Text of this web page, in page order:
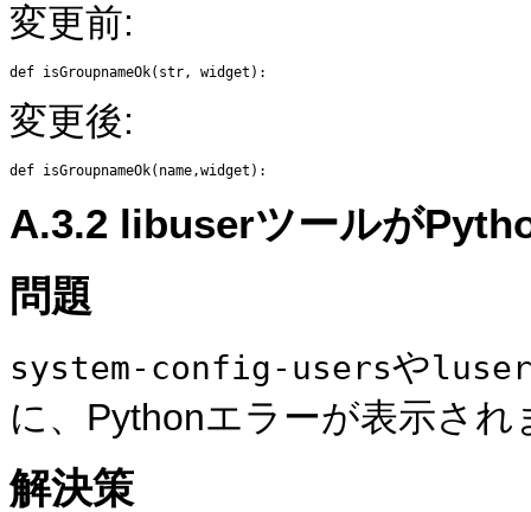
変更前:
変更後:
A.3.2 libuserツールが
問題
system-config-usersや
に、Pythonエラーが表示され
解決策